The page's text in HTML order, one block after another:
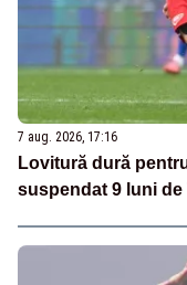
7 aug. 2026, 17:16
Lovitură dură
suspendat 9 luni